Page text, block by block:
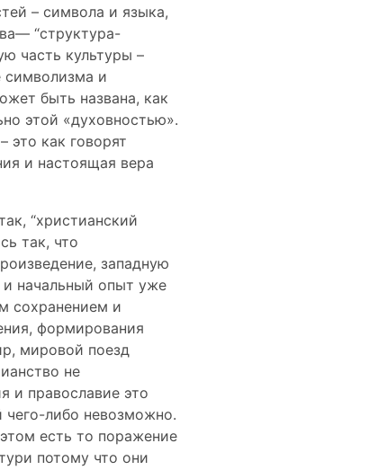
– символа и языка,
“структура-
часть культуры –
символизма и
быть названа, как
этой «духовностью».
это как говорят
и настоящая вера
“христианский
так, что
западную
начальный опыт уже
сохранением и
формирования
мировой поезд
не
и православие это
чего-либо невозможно.
есть то поражение
потому что они